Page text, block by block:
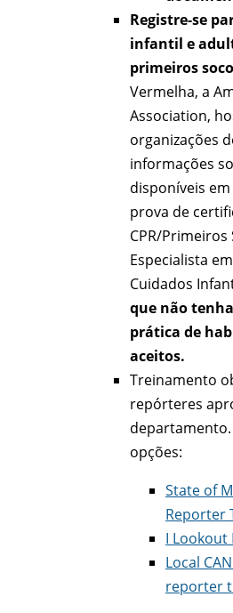
Registre-se
infantil e
primeiros
Vermelha, a
Association,
organizações
informações
disponíveis
prova de
CPR/
Especialista
Cuidados
que não
prática de
aceitos.
Treinamento
repórteres
opções:
State of
Reporter
I Lookout
Local
reporter